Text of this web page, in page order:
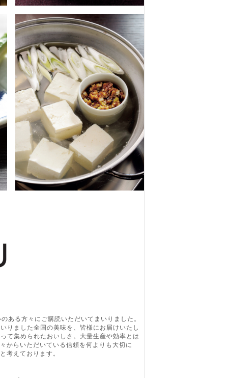
ある方々にご購読いただいてまいりました。
りました全国の美味を、皆様にお届けいたし
て集められたおいしさ。大量生産や効率とは
からいただいている信頼を何よりも大切に
考えております。